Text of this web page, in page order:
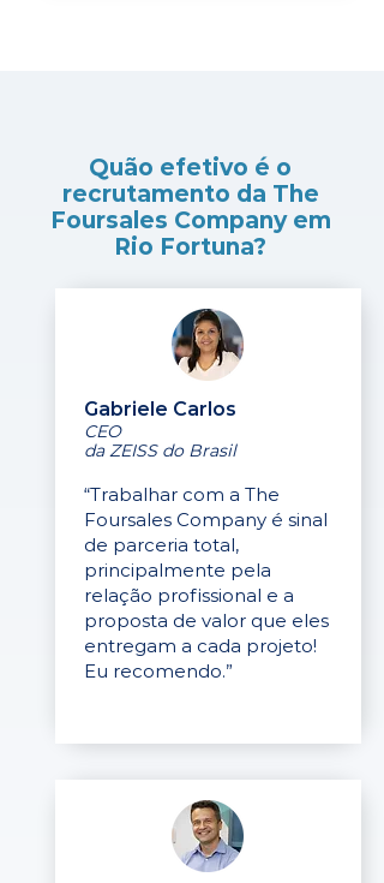
Quão efetivo é o
recrutamento da The
Foursales Company em
Rio Fortuna?
Gabriele Carlos
CEO
da ZEISS do Brasil
“Trabalhar com a The
Foursales Company é sinal
de parceria total,
principalmente pela
relação profissional e a
proposta de valor que eles
entregam a cada projeto!
Eu recomendo.”